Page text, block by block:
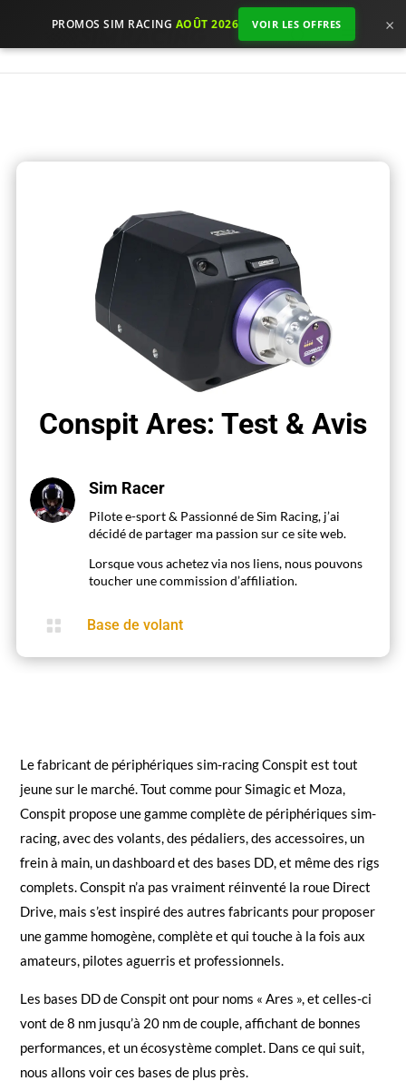
PROMOS SIM RACING AOÛT 2026 VOIR LES OFFRES ×
Conspit Ares: Test & Avis
Sim Racer
Pilote e-sport & Passionné de Sim Racing, j’ai
décidé de partager ma passion sur ce site web.
Lorsque vous achetez via nos liens, nous pouvons
toucher une commission d’affiliation.
 Base de volant
Le fabricant de périphériques sim-racing Conspit est tout
jeune sur le marché. Tout comme pour Simagic et Moza,
Conspit propose une gamme complète de périphériques sim-
racing, avec des volants, des pédaliers, des accessoires, un
frein à main, un dashboard et des bases DD, et même des rigs
complets. Conspit n’a pas vraiment réinventé la roue Direct
Drive, mais s’est inspiré des autres fabricants pour proposer
une gamme homogène, complète et qui touche à la fois aux
amateurs, pilotes aguerris et professionnels.
Les bases DD de Conspit ont pour noms « Ares », et celles-ci
vont de 8 nm jusqu’à 20 nm de couple, affichant de bonnes
performances, et un écosystème complet. Dans ce qui suit,
nous allons voir ces bases de plus près.